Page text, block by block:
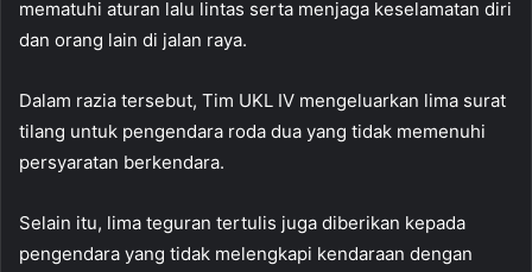
mematuhi aturan lalu lintas serta menjaga keselamatan diri
dan orang lain di jalan raya.
Dalam razia tersebut, Tim UKL IV mengeluarkan lima surat
tilang untuk pengendara roda dua yang tidak memenuhi
persyaratan berkendara.
Selain itu, lima teguran tertulis juga diberikan kepada
pengendara yang tidak melengkapi kendaraan dengan